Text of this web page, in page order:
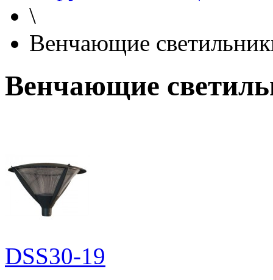
\
Венчающие
Венчающие
DSS30-19